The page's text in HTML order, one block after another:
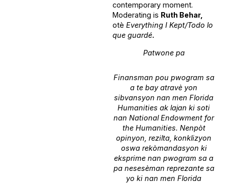
contemporary moment.
Moderating is Ruth Behar,
otè Everything I Kept/Todo lo
que guardé.
Patwone pa
Finansman pou pwogram sa
a te bay atravè yon
sibvansyon nan men Florida
Humanities ak lajan ki soti
nan National Endowment for
the Humanities. Nenpòt
opinyon, rezilta, konklizyon
oswa rekòmandasyon ki
eksprime nan pwogram sa a
pa nesesèman reprezante sa
yo ki nan men Florida